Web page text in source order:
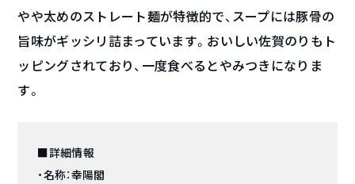
やや太めのストレート麺が特徴的で、スープには豚骨の
旨味がギッシリ詰まっています。おいしい佐賀のりもト
ッピングされており、一度食べるとやみつきになりま
す。
■詳細情報
・名称：幸陽閣